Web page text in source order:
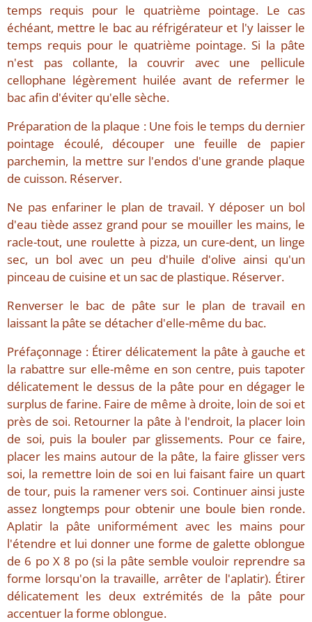
temps requis pour le quatrième pointage. Le cas
échéant, mettre le bac au réfrigérateur et l'y laisser le
temps requis pour le quatrième pointage. Si la pâte
n'est pas collante, la couvrir avec une pellicule
cellophane légèrement huilée avant de refermer le
bac afin d'éviter qu'elle sèche.
Préparation de la plaque : Une fois le temps du dernier
pointage écoulé, découper une feuille de papier
parchemin, la mettre sur l'endos d'une grande plaque
de cuisson. Réserver.
Ne pas enfariner le plan de travail. Y déposer un bol
d'eau tiède assez grand pour se mouiller les mains, le
racle-tout, une roulette à pizza, un cure-dent, un linge
sec, un bol avec un peu d'huile d'olive ainsi qu'un
pinceau de cuisine et un sac de plastique. Réserver.
Renverser le bac de pâte sur le plan de travail en
laissant la pâte se détacher d'elle-même du bac.
Préfaçonnage : Étirer délicatement la pâte à gauche et
la rabattre sur elle-même en son centre, puis tapoter
délicatement le dessus de la pâte pour en dégager le
surplus de farine. Faire de même à droite, loin de soi et
près de soi. Retourner la pâte à l'endroit, la placer loin
de soi, puis la bouler par glissements. Pour ce faire,
placer les mains autour de la pâte, la faire glisser vers
soi, la remettre loin de soi en lui faisant faire un quart
de tour, puis la ramener vers soi. Continuer ainsi juste
assez longtemps pour obtenir une boule bien ronde.
Aplatir la pâte uniformément avec les mains pour
l'étendre et lui donner une forme de galette oblongue
de 6 po X 8 po (si la pâte semble vouloir reprendre sa
forme lorsqu'on la travaille, arrêter de l'aplatir). Étirer
délicatement les deux extrémités de la pâte pour
accentuer la forme oblongue.